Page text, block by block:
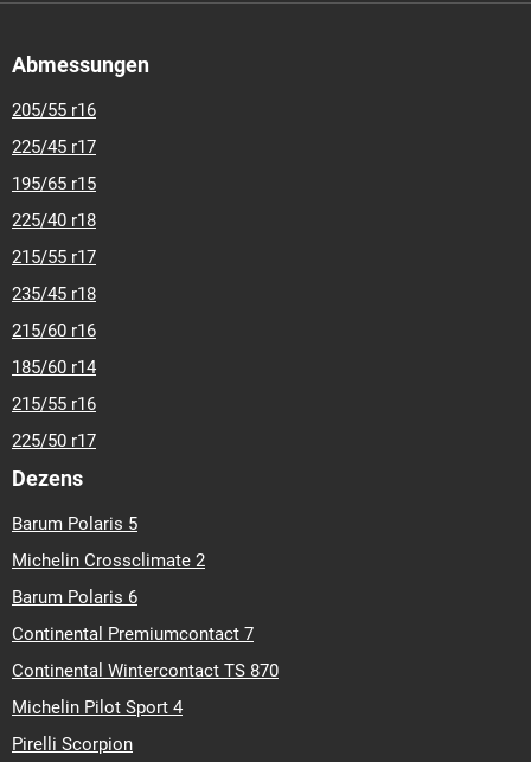
Abmessungen
205/55 r16
225/45 r17
195/65 r15
225/40 r18
215/55 r17
235/45 r18
215/60 r16
185/60 r14
215/55 r16
225/50 r17
Dezens
Barum Polaris 5
Michelin Crossclimate 2
Barum Polaris 6
Continental Premiumcontact 7
Continental Wintercontact TS 870
Michelin Pilot Sport 4
Pirelli Scorpion